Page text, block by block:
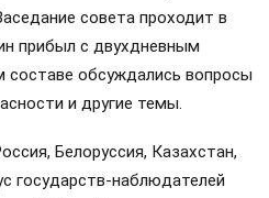
совета проходит в
прибыл с двухдневным
составе обсуждались вопросы
и другие темы.
Белоруссия, Казахстан,
государств-наблюдателей